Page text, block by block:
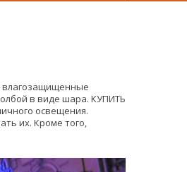
влагозащищенные
в виде шара. КУПИТЬ
освещения.
их. Кроме того,